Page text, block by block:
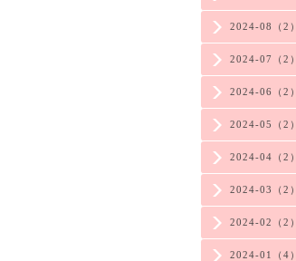
2024-08（2）
2024-07（2）
2024-06（2）
2024-05（2）
2024-04（2）
2024-03（2）
2024-02（2）
2024-01（4）